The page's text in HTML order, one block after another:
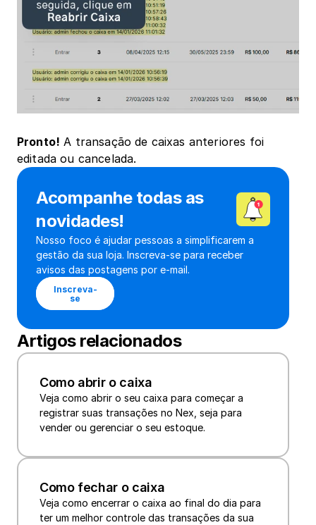
Pronto! A transação de caixas anteriores foi
editada ou cancelada.
Acompanhe todas as
novidades!
Nosso foco é ajudar pessoas a simplificarem a
gestão da sua loja. Inscreva-se para receber
avisos das postagens por e-mail.
Inscreva-
se
Artigos relacionados
Como abrir o caixa
Veja como abrir o seu caixa para começar a
registrar suas transações no Nex, seja para
vender ou gerenciar o seu estoque.
Como fechar o caixa
Veja como encerrar o caixa ao final do dia para
ter um melhor controle das transações da sua